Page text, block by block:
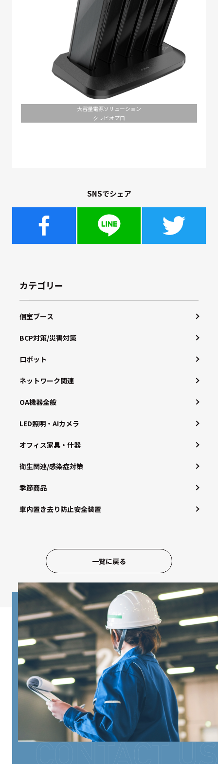
大容量電源ソリューション
クレビオプロ
SNSでシェア
カテゴリー
個室ブース
BCP対策/災害対策
ロボット
ネットワーク関連
OA機器全般
LED照明・AIカメラ
オフィス家具・什器
衛生関連/感染症対策
季節商品
車内置き去り防止安全装置
一覧に戻る